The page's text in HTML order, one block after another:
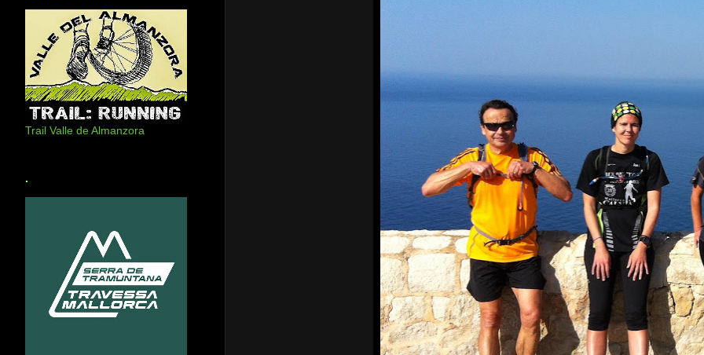
Trail Valle de Almanzora
.